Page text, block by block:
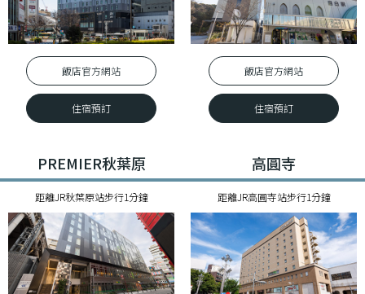
飯店官⽅網站
住宿預訂
飯店官⽅網站
住宿預訂
PREMIER秋葉原
距離JR秋葉原站步行1分鐘
高圓寺
距離JR高圓寺站步行1分鐘